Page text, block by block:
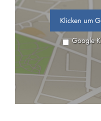
Klicken um
Google